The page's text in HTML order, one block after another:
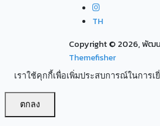
TH
Copyright © 2026, พัฒน
Themefisher
เราใช้คุกกี้เพื่อเพิ่มประสบการณ์ในกา
ตกลง